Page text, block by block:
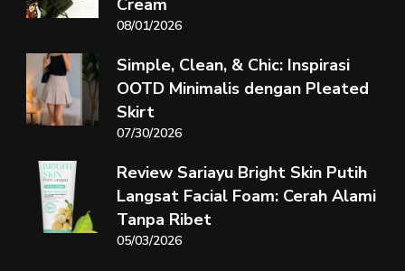
Cream
08/01/2026
Simple, Clean, & Chic: Inspirasi
OOTD Minimalis dengan Pleated
Skirt
07/30/2026
Review Sariayu Bright Skin Putih
Langsat Facial Foam: Cerah Alami
Tanpa Ribet
05/03/2026